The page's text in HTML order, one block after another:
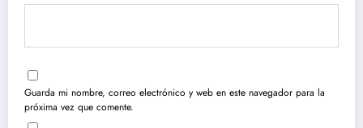
Guarda mi nombre, correo electrónico y web en este navegador para la
próxima vez que comente.